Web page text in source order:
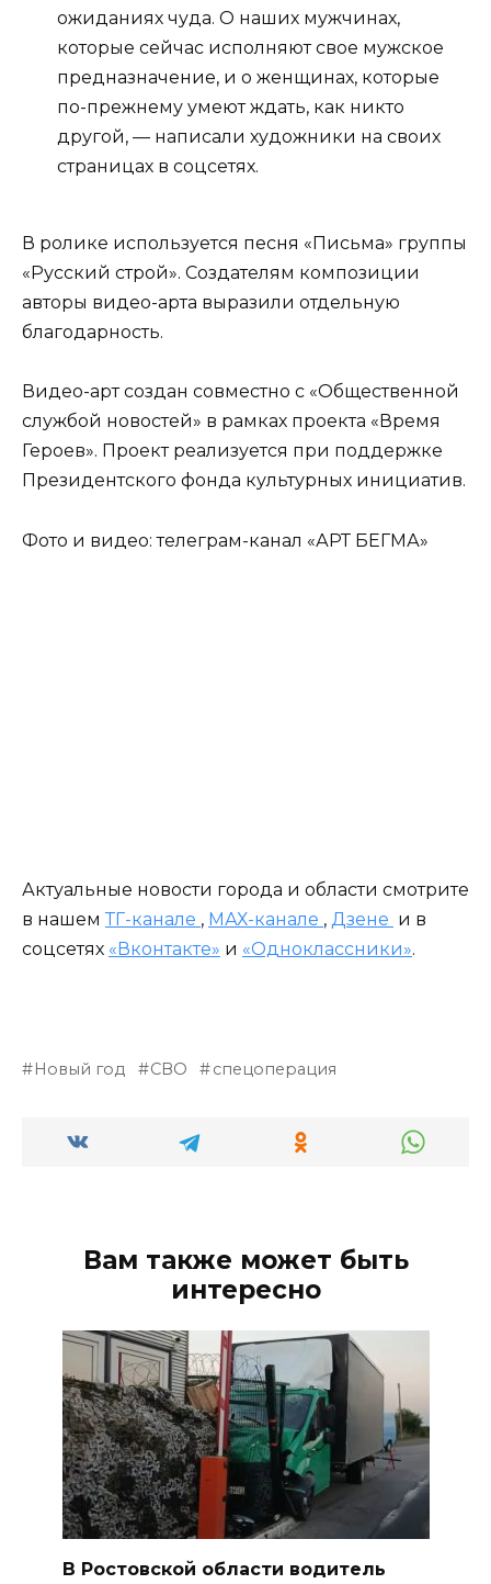
ожиданиях чуда. О наших мужчинах,
которые сейчас исполняют свое мужское
предназначение, и о женщинах, которые
по-прежнему умеют ждать, как никто
другой, — написали художники на своих
страницах в соцсетях.
В ролике используется песня «Письма» группы
«Русский строй». Создателям композиции
авторы видео-арта выразили отдельную
благодарность.
Видео-арт создан совместно с «Общественной
службой новостей» в рамках проекта «Время
Героев». Проект реализуется при поддержке
Президентского фонда культурных инициатив.
Фото и видео: телеграм-канал «АРТ БЕГМА»
Актуальные новости города и области смотрите
в нашем ТГ-канале , МАХ-канале , Дзене и в
соцсетях «Вконтакте» и «Одноклассники».
Новый год СВО спецоперация
Вам также может быть
интересно
В Ростовской области водитель